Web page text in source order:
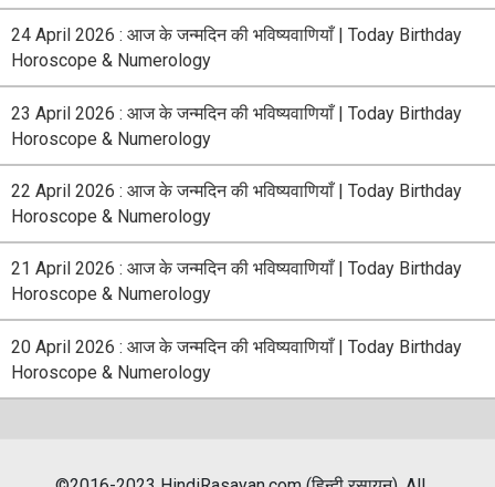
24 April 2026 : आज के जन्मदिन की भविष्यवाणियाँ | Today Birthday
Horoscope & Numerology
23 April 2026 : आज के जन्मदिन की भविष्यवाणियाँ | Today Birthday
Horoscope & Numerology
22 April 2026 : आज के जन्मदिन की भविष्यवाणियाँ | Today Birthday
Horoscope & Numerology
21 April 2026 : आज के जन्मदिन की भविष्यवाणियाँ | Today Birthday
Horoscope & Numerology
20 April 2026 : आज के जन्मदिन की भविष्यवाणियाँ | Today Birthday
Horoscope & Numerology